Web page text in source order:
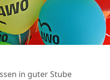
in guter Stube